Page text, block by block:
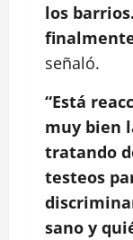
los
señaló.
“Está
muy bien
tratando
testeos
sano y